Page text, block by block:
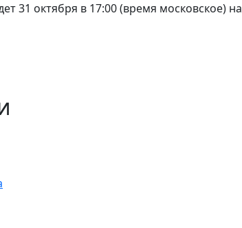
31 октября в 17:00 (время московское) на